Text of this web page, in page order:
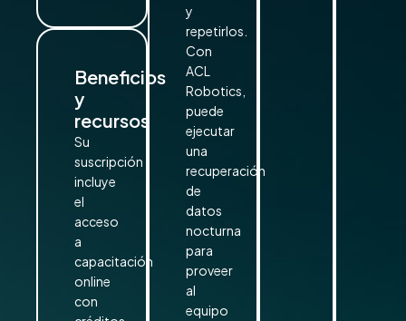
Beneficios
y
recursos
Su
suscripción
incluye
el
acceso
a
capacitación
online
con
y
repetirlos.
Con
ACL
Robotics,
puede
ejecutar
una
recuperación
de
datos
nocturna
para
proveer
al
equipo